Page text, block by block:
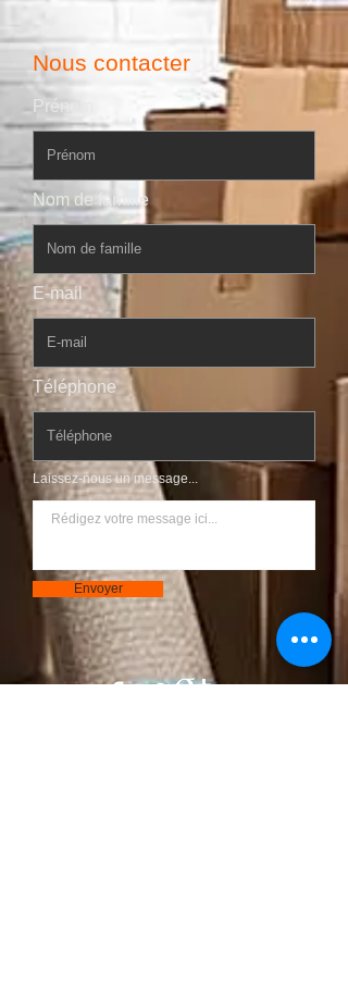
Nous contacter
Prénom
Nom de famille
E-mail
Téléphone
Laissez-nous un message...
Envoyer